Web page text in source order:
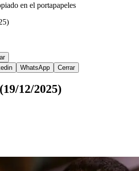
en el portapapeles
WhatsApp Cerrar
12/2025)